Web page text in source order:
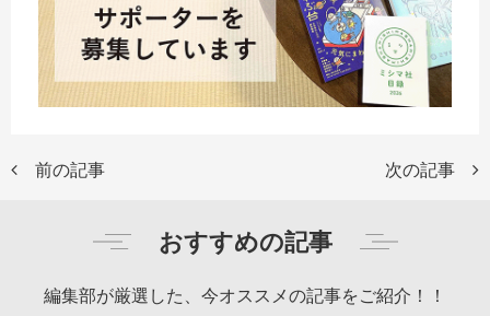
前の記事 次の記事
おすすめの記事
編集部が厳選した、今オススメの記事をご紹介！！